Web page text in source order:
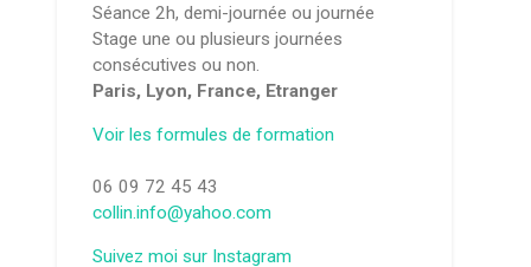
Séance 2h, demi-journée ou journée
Stage une ou plusieurs journées
consécutives ou non.
Paris, Lyon, France, Etranger
Voir les formules de formation
06 09 72 45 43
collin.info@yahoo.com
Suivez moi sur Instagram